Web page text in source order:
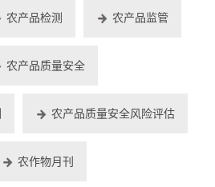
农产品检测 农产品监管
农产品质量安全
农产品质量安全风险评估
农作物月刊